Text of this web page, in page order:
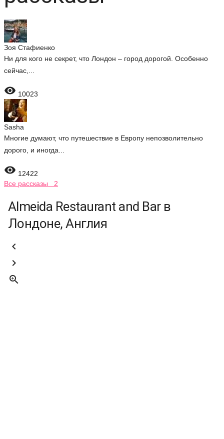
Зоя Стафиенко
Ни для кого не секрет, что Лондон – город дорогой. Особенно
сейчас,...
 10023
Sasha
Многие думают, что путешествие в Европу непозволительно
дорого, и иногда...
 12422
Все рассказы 2
Almeida Restaurant and Bar в
Лондоне, Англия


